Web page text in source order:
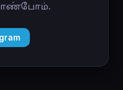
காண்போம்.